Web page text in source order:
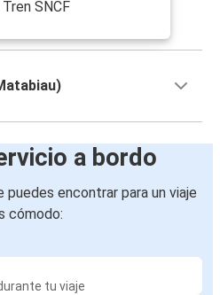
SNCF
a bordo
puedes encontrar para un viaje
cómodo:
tu viaje